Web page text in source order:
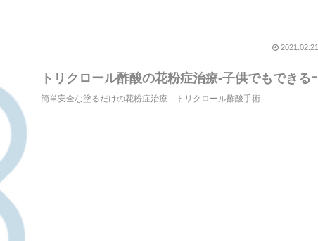
2021.02.21
トリクロール酢酸の花粉症治療-子供でもできるｰ
簡単安全な塗るだけの花粉症治療 トリクロール酢酸手術